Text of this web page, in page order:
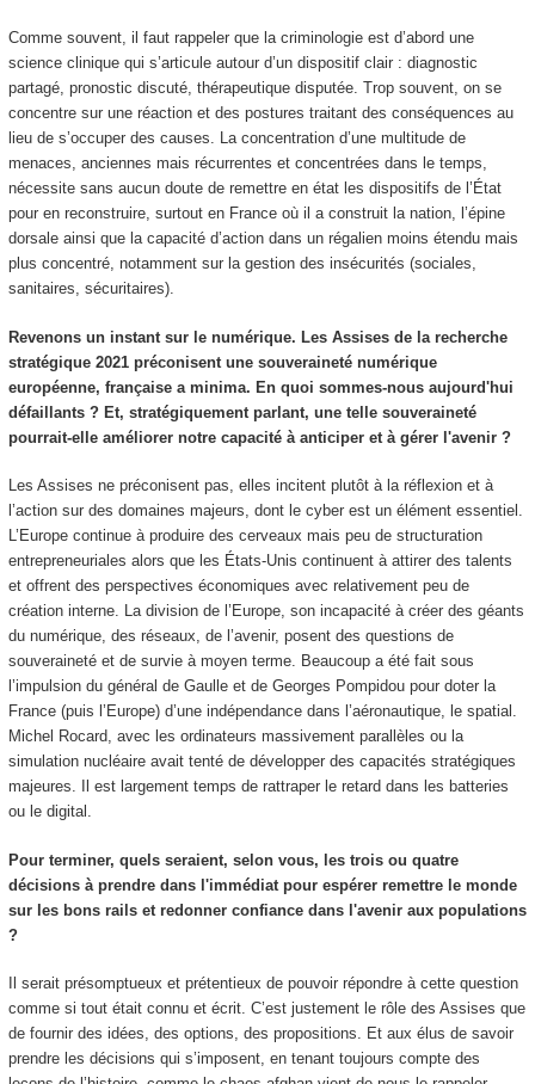
Comme souvent, il faut rappeler que la criminologie est d’abord une
science clinique qui s’articule autour d’un dispositif clair : diagnostic
partagé, pronostic discuté, thérapeutique disputée. Trop souvent, on se
concentre sur une réaction et des postures traitant des conséquences au
lieu de s’occuper des causes. La concentration d’une multitude de
menaces, anciennes mais récurrentes et concentrées dans le temps,
nécessite sans aucun doute de remettre en état les dispositifs de l’État
pour en reconstruire, surtout en France où il a construit la nation, l’épine
dorsale ainsi que la capacité d’action dans un régalien moins étendu mais
plus concentré, notamment sur la gestion des insécurités (sociales,
sanitaires, sécuritaires).
Revenons un instant sur le numérique. Les Assises de la recherche
stratégique 2021 préconisent une souveraineté numérique
européenne, française a minima. En quoi sommes-nous aujourd'hui
défaillants ? Et, stratégiquement parlant, une telle souveraineté
pourrait-elle améliorer notre capacité à anticiper et à gérer l'avenir ?
Les Assises ne préconisent pas, elles incitent plutôt à la réflexion et à
l’action sur des domaines majeurs, dont le cyber est un élément essentiel.
L’Europe continue à produire des cerveaux mais peu de structuration
entrepreneuriales alors que les États-Unis continuent à attirer des talents
et offrent des perspectives économiques avec relativement peu de
création interne. La division de l’Europe, son incapacité à créer des géants
du numérique, des réseaux, de l’avenir, posent des questions de
souveraineté et de survie à moyen terme. Beaucoup a été fait sous
l’impulsion du général de Gaulle et de Georges Pompidou pour doter la
France (puis l’Europe) d’une indépendance dans l’aéronautique, le spatial.
Michel Rocard, avec les ordinateurs massivement parallèles ou la
simulation nucléaire avait tenté de développer des capacités stratégiques
majeures. Il est largement temps de rattraper le retard dans les batteries
ou le digital.
Pour terminer, quels seraient, selon vous, les trois ou quatre
décisions à prendre dans l'immédiat pour espérer remettre le monde
sur les bons rails et redonner confiance dans l'avenir aux populations
?
Il serait présomptueux et prétentieux de pouvoir répondre à cette question
comme si tout était connu et écrit. C’est justement le rôle des Assises que
de fournir des idées, des options, des propositions. Et aux élus de savoir
prendre les décisions qui s’imposent, en tenant toujours compte des